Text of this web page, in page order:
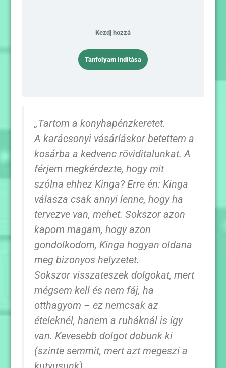
Kezdj hozzá
Tanfolyam indítása
„Tartom a konyhapénzkeretet.
A karácsonyi vásárláskor betettem a
kosárba a kedvenc röviditalunkat. A
férjem megkérdezte, hogy mit
szólna ehhez Kinga? Erre én: Kinga
válasza csak annyi lenne, hogy ha
tervezve van, mehet. Sokszor azon
kapom magam, hogy azon
gondolkodom, Kinga hogyan oldana
meg bizonyos helyzetet.
Sokszor visszateszek dolgokat, mert
mégsem kell és nem fáj, ha
otthagyom – ez nemcsak az
ételeknél, hanem a ruháknál is így
van. Kevesebb dolgot dobunk ki
(szinte semmit, mert azt megeszi a